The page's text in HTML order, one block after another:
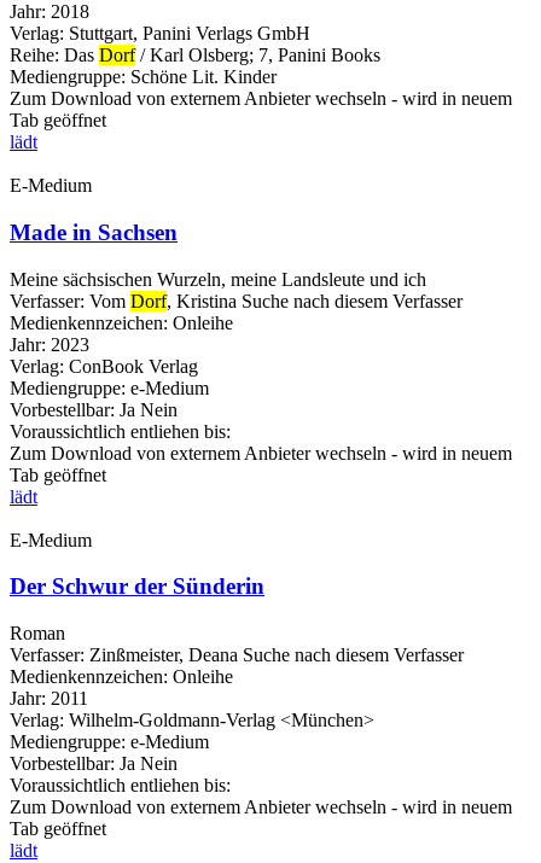
Jahr: 2018
Verlag: Stuttgart, Panini Verlags GmbH
Reihe: Das Dorf/ Karl Olsberg; 7, Panini Books
Mediengruppe: Schöne Lit. Kinder
Zum Download von externem Anbieter wechseln - wird in neuem
Tab geöffnet
lädt
E-Medium
Made in Sachsen
Meine sächsischen Wurzeln, meine Landsleute und ich
Verfasser: Vom Dorf, Kristina Suche nach diesem Verfasser
Medienkennzeichen: Onleihe
Jahr: 2023
Verlag: ConBook Verlag
Mediengruppe: e-Medium
Vorbestellbar: Ja Nein
Voraussichtlich entliehen bis:
Zum Download von externem Anbieter wechseln - wird in neuem
Tab geöffnet
lädt
E-Medium
Der Schwur der Sünderin
Roman
Verfasser: Zinßmeister, Deana Suche nach diesem Verfasser
Medienkennzeichen: Onleihe
Jahr: 2011
Verlag: Wilhelm-Goldmann-Verlag <München>
Mediengruppe: e-Medium
Vorbestellbar: Ja Nein
Voraussichtlich entliehen bis:
Zum Download von externem Anbieter wechseln - wird in neuem
Tab geöffnet
lädt